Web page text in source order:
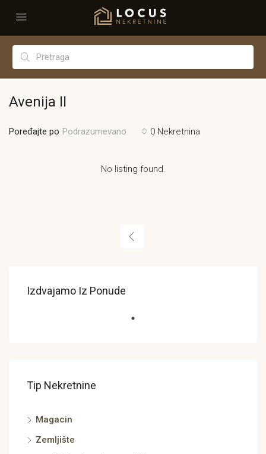
Avenija II
0 Nekretnina
Poređajte po Podrazumevano
No listing found.
Izdvajamo Iz Ponude
Tip Nekretnine
Magacin
Zemljište